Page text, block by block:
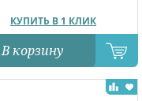
КУПИТЬ В 1 КЛИК
В корзину